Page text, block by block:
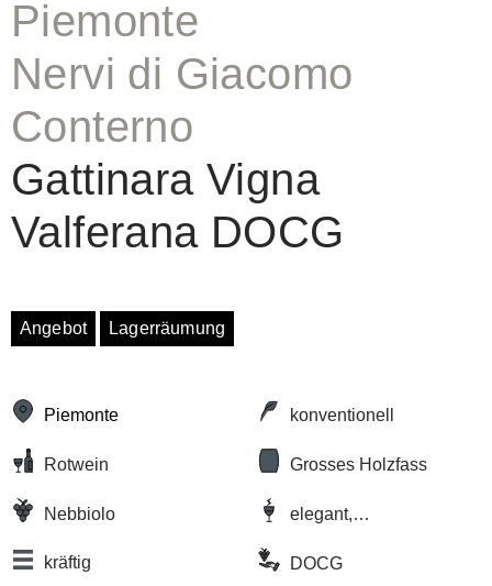
Piemonte
Nervi di Giacomo
Conterno
Gattinara Vigna
Valferana DOCG
Angebot Lagerräumung
Piemonte konventionell
Rotwein Grosses Holzfass
Nebbiolo
elegant,
kräftig
DOCG